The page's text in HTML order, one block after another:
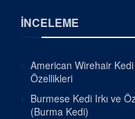
İNCELEME
American Wirehair Kedi
Özellikleri
Burmese Kedi Irkı ve
(Burma Kedi)